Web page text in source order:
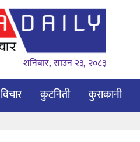
शनिबार, साउन २३, २०८३
विचार कुटनिती कुराकानी